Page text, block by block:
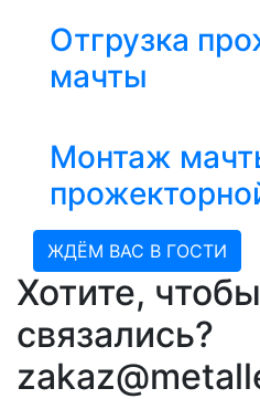
Отгрузка
мачты
Монтаж
ЖДЁМ ВАС В ГОСТИ
Хотите,
связались?